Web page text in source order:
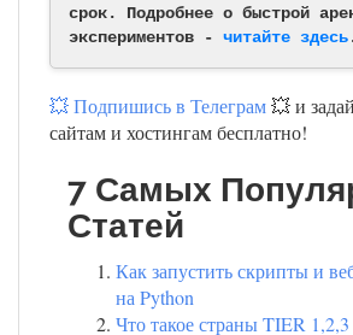
срок. Подробнее о быстрой
экспериментов - читайте здесь
💥 Подпишись в Телеграм💥 и
сайтам и хостингам бесплатно!
7 Самых
Статей
Как запустить скрипты и
на Python
Что такое страны TIER 1,2,3